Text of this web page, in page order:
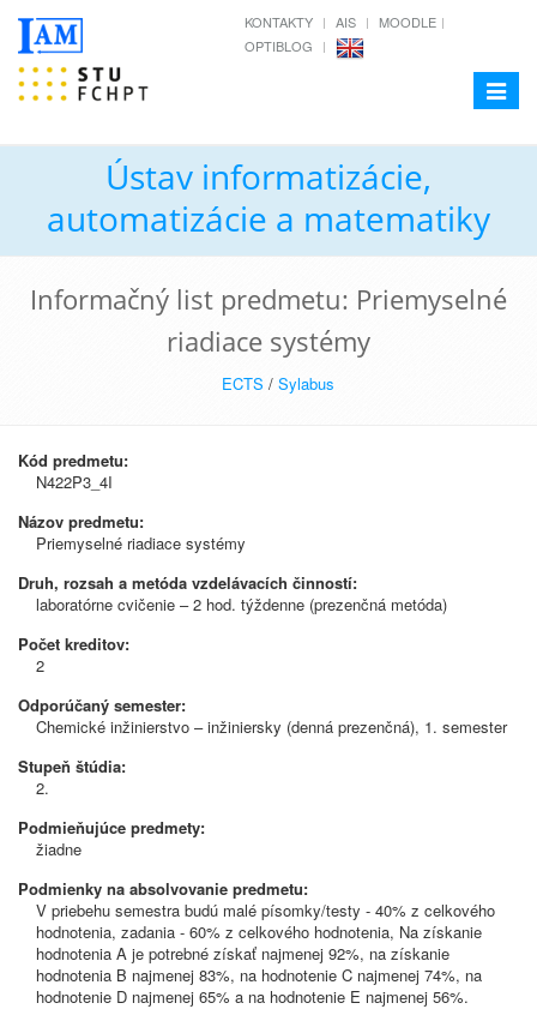
KONTAKTY AIS
MOODLE
OPTIBLOG
Toggle
Ústav informatizácie,
automatizácie a matematiky
Informačný list predmetu: Priemyselné
riadiace systémy
ECTS / Sylabus
Kód predmetu:
N422P3_4I
Názov predmetu:
Priemyselné riadiace systémy
Druh, rozsah a metóda vzdelávacích činností:
laboratórne cvičenie – 2 hod. týždenne (prezenčná metóda)
Počet kreditov:
2
Odporúčaný semester:
Chemické inžinierstvo – inžiniersky (denná prezenčná), 1. semester
Stupeň štúdia:
2.
Podmieňujúce predmety:
žiadne
Podmienky na absolvovanie predmetu:
V priebehu semestra budú malé písomky/testy - 40% z celkového
hodnotenia, zadania - 60% z celkového hodnotenia, Na získanie
hodnotenia A je potrebné získať najmenej 92%, na získanie
hodnotenia B najmenej 83%, na hodnotenie C najmenej 74%, na
hodnotenie D najmenej 65% a na hodnotenie E najmenej 56%.